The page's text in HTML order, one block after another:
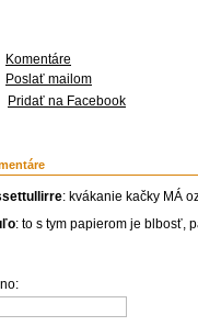
Komentáre
Poslať mailom
Pridať na Facebook
: kvákanie kačky MÁ
: to s tym papierom je blbosť,